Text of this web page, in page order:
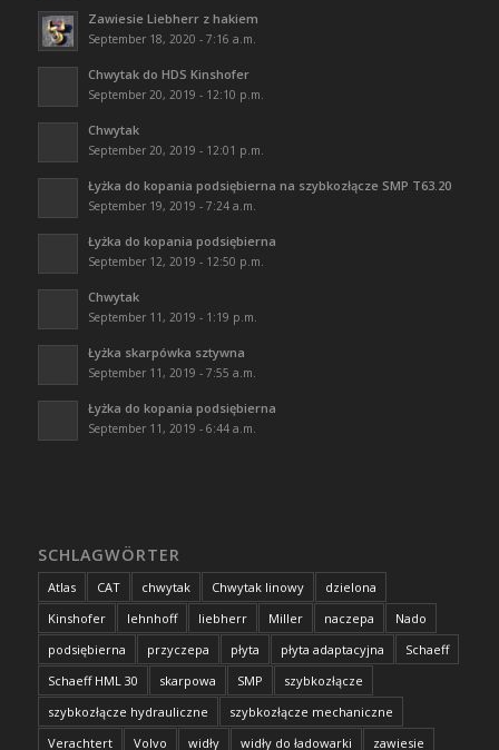
Zawiesie Liebherr z hakiem
September 18, 2020 - 7:16 a.m.
Chwytak do HDS Kinshofer
September 20, 2019 - 12:10 p.m.
Chwytak
September 20, 2019 - 12:01 p.m.
Łyżka do kopania podsiębierna na szybkozłącze SMP T63.20
September 19, 2019 - 7:24 a.m.
Łyżka do kopania podsiębierna
September 12, 2019 - 12:50 p.m.
Chwytak
September 11, 2019 - 1:19 p.m.
Łyżka skarpówka sztywna
September 11, 2019 - 7:55 a.m.
Łyżka do kopania podsiębierna
September 11, 2019 - 6:44 a.m.
SCHLAGWÖRTER
Atlas CAT chwytak Chwytak linowy
dzielona
Kinshofer
lehnhoff liebherr Miller naczepa
Nado
podsiębierna
przyczepa płyta płyta adaptacyjna
Schaeff
Schaeff HML 30
skarpowa SMP
szybkozłącze
szybkozłącze hydrauliczne
szybkozłącze mechaniczne
Verachtert
Volvo widły widły do ładowarki
zawiesie